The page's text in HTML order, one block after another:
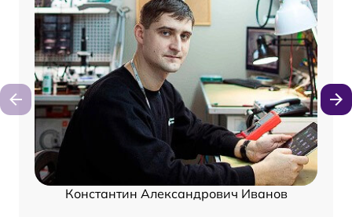
Константин Александрович Иванов